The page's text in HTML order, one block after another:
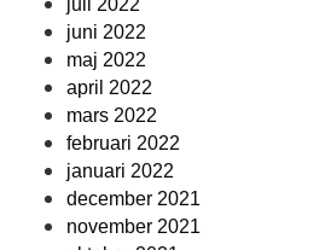
juli 2022
juni 2022
maj 2022
april 2022
mars 2022
februari 2022
januari 2022
december 2021
november 2021